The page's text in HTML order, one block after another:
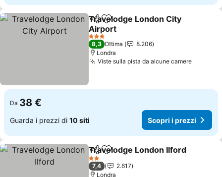
CondividiAggiungi ai preferiti
Travelodge London City
Airport
Scopri i prezzi
3 Stelle
8,3 Ottima
8.206
Londra
Viste sulla pista da alcune camereScopri
Da 38 €
Guarda i prezzi di 10 siti Scopri i prezzi
CondividiAggiungi ai preferiti
Travelodge London Ilford
2 Stelle
7,4
2.617
Londra